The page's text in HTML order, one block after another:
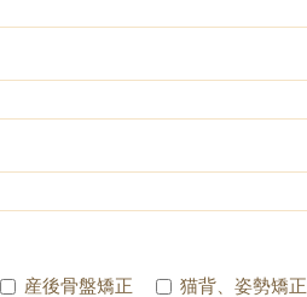
産後骨盤矯正
猫背、姿勢矯正